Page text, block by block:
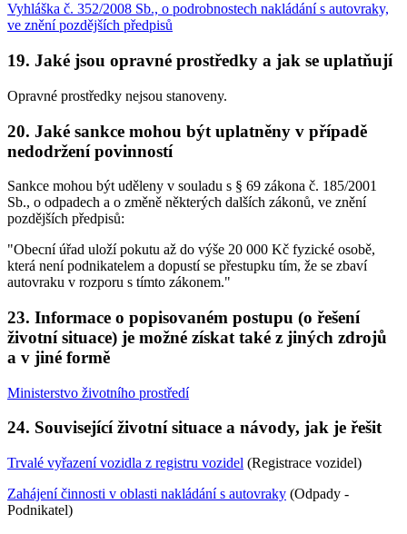
Vyhláška č. 352/2008 Sb., o podrobnostech nakládání s autovraky,
ve znění pozdějších předpisů
19. Jaké jsou opravné prostředky a jak se uplatňují
Opravné prostředky nejsou stanoveny.
20. Jaké sankce mohou být uplatněny v případě
nedodržení povinností
Sankce mohou být uděleny v souladu s § 69 zákona č. 185/2001
Sb., o odpadech a o změně některých dalších zákonů, ve znění
pozdějších předpisů:
"Obecní úřad uloží pokutu až do výše 20 000 Kč fyzické osobě,
která není podnikatelem a dopustí se přestupku tím, že se zbaví
autovraku v rozporu s tímto zákonem."
23. Informace o popisovaném postupu (o řešení
životní situace) je možné získat také z jiných zdrojů
a v jiné formě
Ministerstvo životního prostředí
24. Související životní situace a návody, jak je řešit
Trvalé vyřazení vozidla z registru vozidel (Registrace vozidel)
Zahájení činnosti v oblasti nakládání s autovraky (Odpady -
Podnikatel)